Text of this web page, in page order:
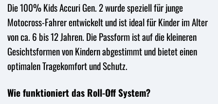
Die 100% Kids Accuri Gen. 2 wurde speziell für junge
Motocross-Fahrer entwickelt und ist ideal für Kinder im Alter
von ca. 6 bis 12 Jahren. Die Passform ist auf die kleineren
Gesichtsformen von Kindern abgestimmt und bietet einen
optimalen Tragekomfort und Schutz.
Wie funktioniert das Roll-Off System?